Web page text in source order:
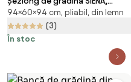
94x60x94cm, bej Jurhan
94×60×94 cm, pliabil, din lemn
(3)
În stoc